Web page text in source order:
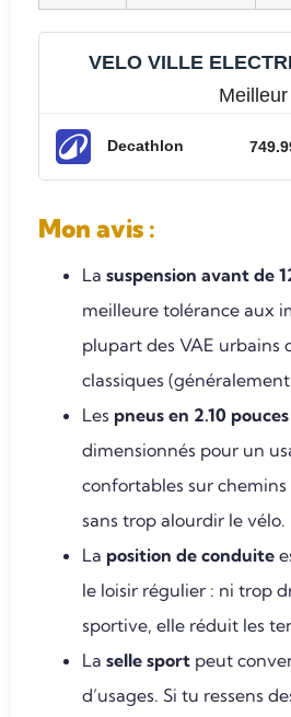
VELO VILLE
Decathlon
Mon avis :
La suspension avant de
meilleure tolérance aux
plupart des VAE urbains
classiques
Les pneus en 2.10 pouces
dimensionnés pour un
confortables sur
sans trop alourdir le vélo.
La position de conduite
le loisir régulier : ni trop
sportive, elle réduit les
La selle sport peut
d’usages. Si tu ressens